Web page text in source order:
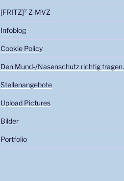
[FRITZ]² Z-MVZ
Infoblog
Cookie Policy
Den Mund-/Nasenschutz richtig tragen.
Stellenangebote
Upload Pictures
Bilder
Portfolio